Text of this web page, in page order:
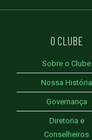
O CLUBE
Sobre o Clube
Nossa História
Governança
Diretoria e
Conselheiros